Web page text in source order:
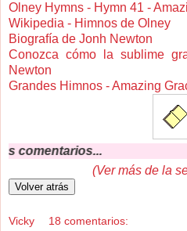
Olney Hymns - Hymn 41 -
Wikipedia - Himnos de Olney
Biografía de Jonh Newton
Conozca cómo la sublime
Newton
Grandes Himnos - Amazing
(Ver más de la
Vicky 18 comentarios: